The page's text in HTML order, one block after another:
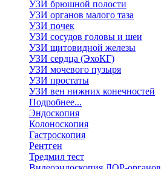
УЗИ брюшной полости
УЗИ органов малого таза
УЗИ почек
УЗИ сосудов головы и шеи
УЗИ щитовидной железы
УЗИ сердца (ЭхоКГ)
УЗИ мочевого пузыря
УЗИ простаты
УЗИ вен нижних конечностей
Подробнее...
Эндоскопия
Колоноскопия
Гастроскопия
Рентген
Тредмил тест